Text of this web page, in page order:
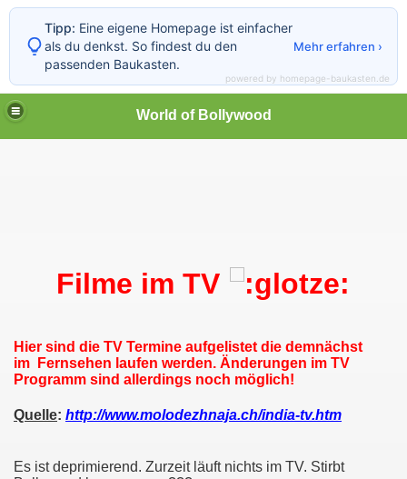
World of Bollywood
Filme im TV
Hier sind die TV Termine aufgelistet die demnächst
im
Fernsehen laufen werden. Änderungen im TV
Programm sind allerdings noch möglich!
Quelle: http://www.molodezhnaja.ch/india-tv.htm
Es ist deprimierend. Zurzeit läuft nichts im TV. Stirbt
Tipp: Eine eigene Homepage ist einfacher
als du denkst. So findest du den
passenden Baukasten.
Mehr erfahren ›
powered by homepage-baukasten.de